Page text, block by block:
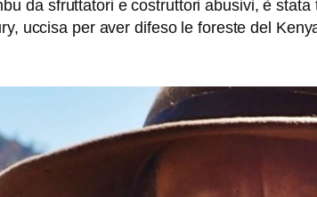
da sfruttatori e costruttori abusivi, è
uccisa per aver difeso le foreste del